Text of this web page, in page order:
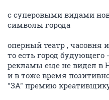
с суперовыми видами
символы города
оперный театр , часовня
то есть город
рекламы еще не видел в
и в тоже время
"ЗА" премию